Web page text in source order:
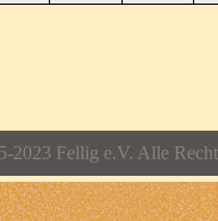
2023 Fellig e.V. Alle